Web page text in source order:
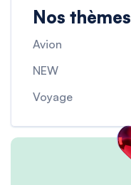
Nos thèmes
Avion
NEW
Voyage